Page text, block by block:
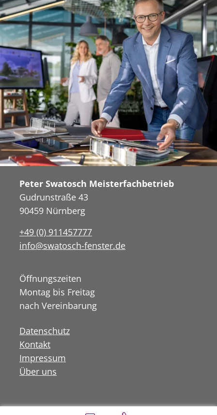
Peter Swatosch Meisterfachbetrieb
Gudrunstraße 43
90459 Nürnberg
+49 (0) 911457777
info@swatosch-fenster.de
Öffnungszeiten
Montag bis Freitag
nach Vereinbarung
Datenschutz
Kontakt
Impressum
Über uns